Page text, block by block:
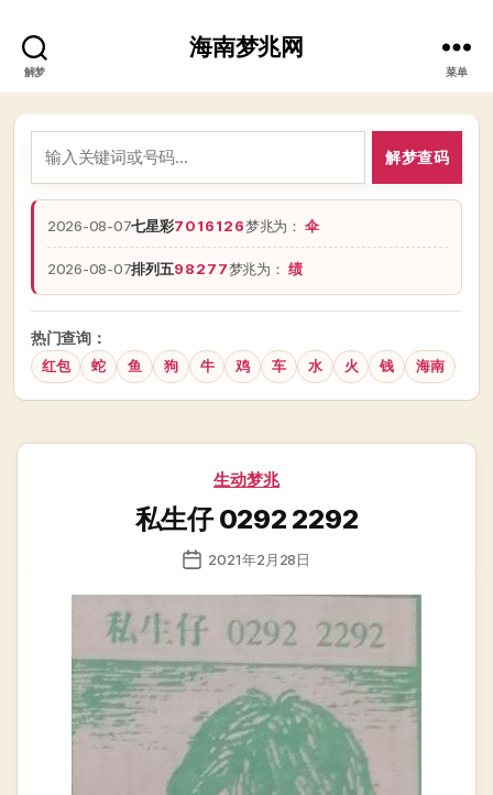
解梦
海南梦兆网
菜单
解梦查码
2026-08-07七星彩7016126梦兆为：伞
2026-08-07排列五98277梦兆为：绩
热门查询：
红包 蛇 鱼 狗 牛 鸡 车 水 火 钱 海南
分
生动梦兆
私生仔 0292 2292
发
日
期
2021年2月28日